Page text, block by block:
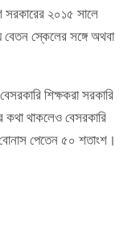
সরকারের ২০১৫ সালে
বেতন স্কেলের সঙ্গে অথবা
শিক্ষকরা সরকারি
কথা থাকলেও বেসরকারি
পেতেন ৫০ শতাংশ।